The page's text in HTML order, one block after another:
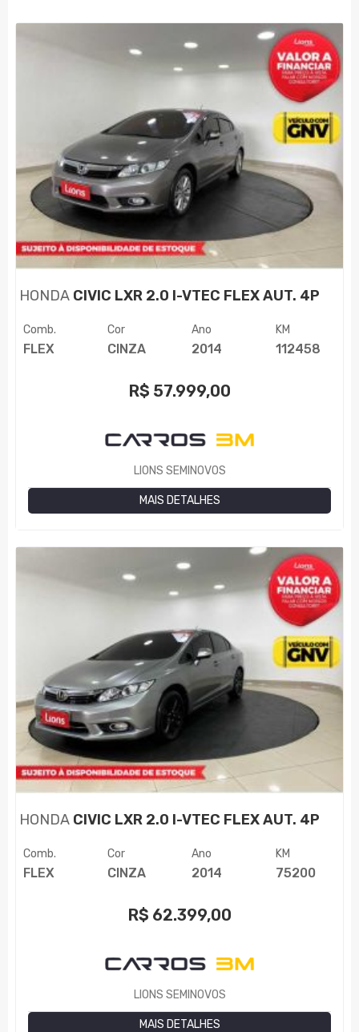
HONDA CIVIC LXR 2.0 I-VTEC FLEX AUT. 4P
Comb.
FLEX
Cor
CINZA
Ano
2014
KM
112458
R$ 57.999,00
LIONS SEMINOVOS
MAIS DETALHES
HONDA CIVIC LXR 2.0 I-VTEC FLEX AUT. 4P
Comb.
FLEX
Cor
CINZA
Ano
2014
KM
75200
R$ 62.399,00
LIONS SEMINOVOS
MAIS DETALHES